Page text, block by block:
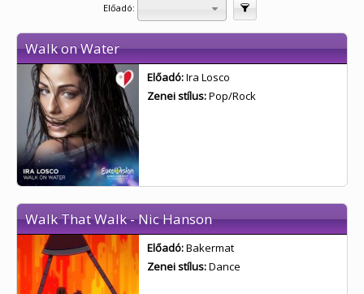
Előadó:
Walk on Water
Előadó:Ira Losco
Zenei stílus:Pop/Rock
Walk That Walk - Nic Hanson
Előadó:Bakermat
Zenei stílus:Dance